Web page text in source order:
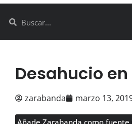
Desahucio en
zarabanda marzo 13,